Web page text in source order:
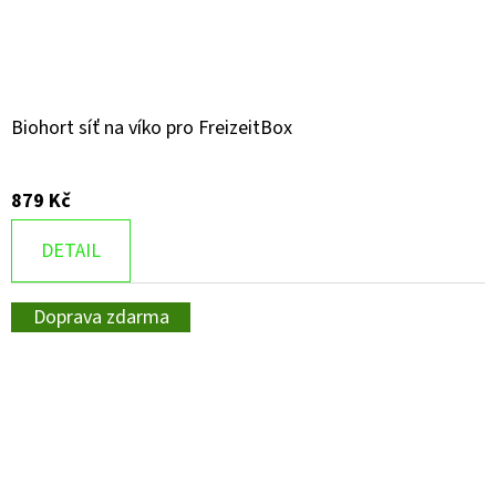
Biohort síť na víko pro FreizeitBox
879 Kč
DETAIL
Doprava zdarma